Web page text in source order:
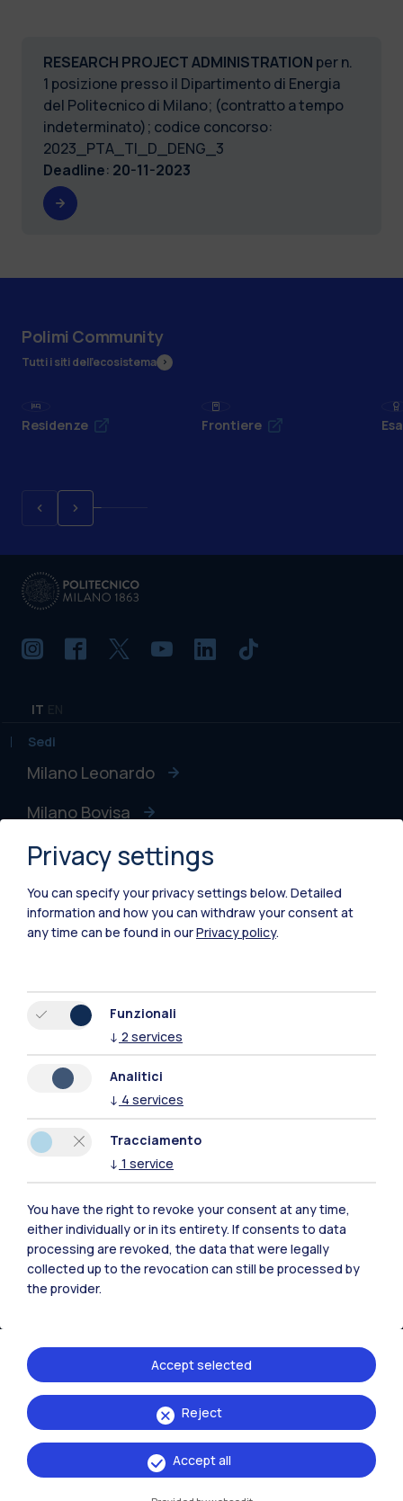
RESEARCH PROJECT ADMINISTRATION per n.
1 posizione presso il Dipartimento di Energia
del Politecnico di Milano; (contratto a tempo
indeterminato); codice concorso:
2023_PTA_TI_D_DENG_3
Deadline: 20-11-2023
Polimi Community
Tutti i siti dell’ecosistema
Residenze Frontiere
IT
Sedi
Milano Leonardo
Milano Bovisa
Cremona
Lecco
Mantova
Xi'an
Naviga il sito
Contattaci
Politecnico di Milano, Piazza Leonardo da Vinci 32, 20133 Milano | P.IVA
04376620151 - C.F. 80057930150
Privacy settings
You can specify your privacy settings below. Detailed
information and how you can withdraw your consent at
any time can be found in ourPrivacy policy.
Funzionali
↓ 2 services
Analitici
↓ 4 services
Tracciamento
↓ 1 service
You have the right to revoke your consent at any time,
either individually or in its entirety. If consents to data
processing are revoked, the data that were legally
collected up to the revocation can still be processed by
the provider.
Reject
Accept selected
Accept all